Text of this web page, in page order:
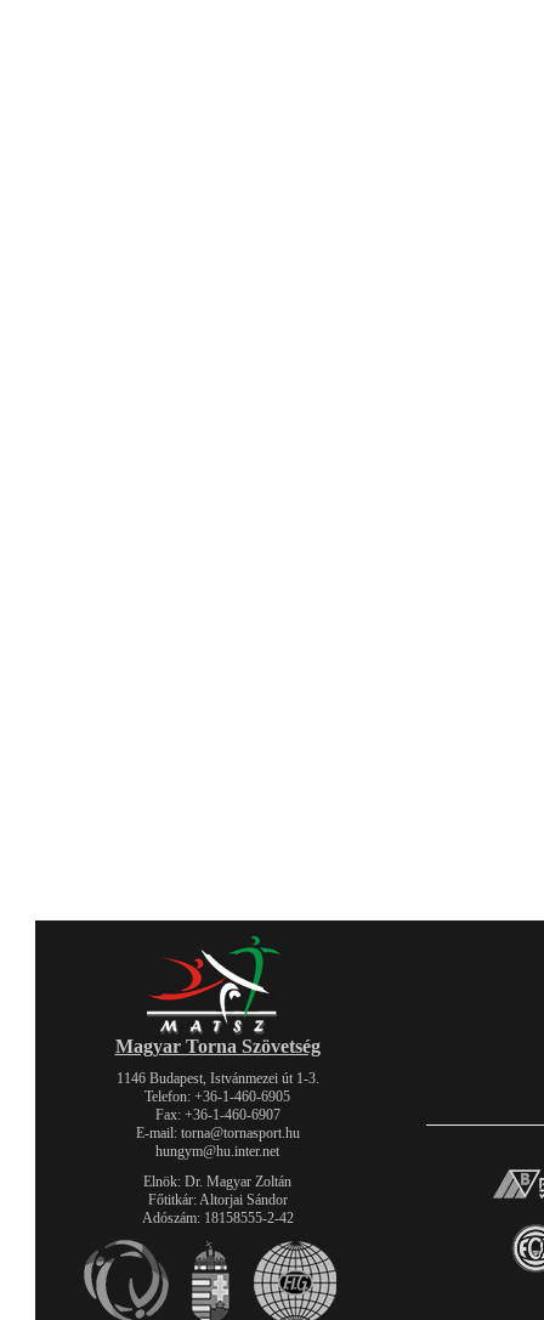
Magyar Torna Szövetség
1146 Budapest, Istvánmezei út 1-3.
Telefon: +36-1-460-6905
Fax: +36-1-460-6907
E-mail: torna@tornasport.hu
hungym@hu.inter.net
Elnök: Dr. Magyar Zoltán
Főtitkár: Altorjai Sándor
Adószám: 18158555-2-42